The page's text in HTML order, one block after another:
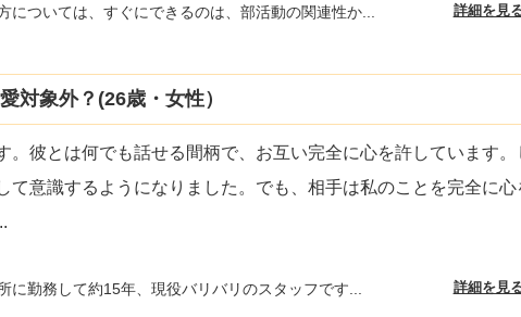
ついては、すぐにできるのは、部活動の関連性か... 詳細を見
対象外？(26歳・女性）
。彼とは何でも話せる間柄で、お互い完全に心を許しています。
て意識するようになりました。でも、相手は私のことを完全に心
に勤務して約15年、現役バリバリのスタッフです... 詳細を見